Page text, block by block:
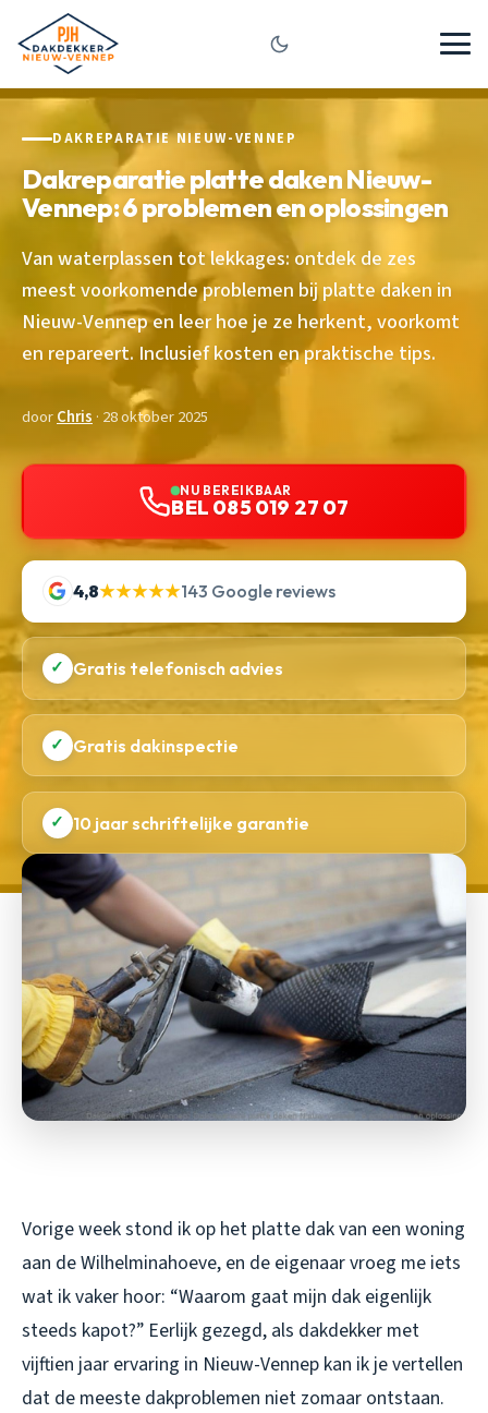
DAKREPARATIE NIEUW-VENNEP
Dakreparatie platte daken Nieuw-
Vennep: 6 problemen en oplossingen
Van waterplassen tot lekkages: ontdek de zes
meest voorkomende problemen bij platte daken in
Nieuw-Vennep en leer hoe je ze herkent, voorkomt
en repareert. Inclusief kosten en praktische tips.
doorChris · 28 oktober 2025
NU BEREIKBAAR
BEL 085 019 27 07
4,8★★★★★143 Google reviews
✓ Gratis telefonisch advies
✓ Gratis dakinspectie
✓ 10 jaar schriftelijke garantie
Vorige week stond ik op het platte dak van een woning
aan de Wilhelminahoeve, en de eigenaar vroeg me iets
wat ik vaker hoor: “Waarom gaat mijn dak eigenlijk
steeds kapot?” Eerlijk gezegd, als dakdekker met
vijftien jaar ervaring in Nieuw-Vennep kan ik je vertellen
dat de meeste dakproblemen niet zomaar ontstaan.